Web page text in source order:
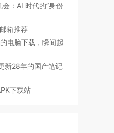
会：AI 时代的”身份
箱推荐
电脑下载，瞬间起
新28年的国产笔记
下载站